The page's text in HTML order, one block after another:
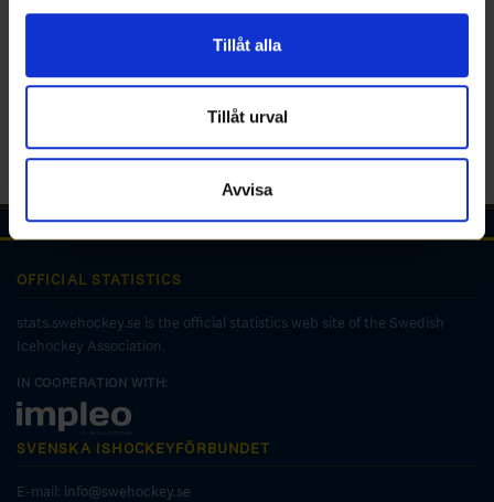
för sociala medier och analysera vår trafik. Vi
vidarebefordrar även sådana identifierare och annan
annons- och analysföretag som vi samarbetar med.
Dessa kan i sin tur kombinera informationen med annan
information som du har tillhandahållit eller som de har
samlat in när du har använt deras tjänster.
Tillåt alla
Tillåt urval
Avvisa
OFFICIAL STATISTICS
stats.swehockey.se is the official statistics web site of the Swedish
Icehockey Association.
IN COOPERATION WITH:
SVENSKA ISHOCKEYFÖRBUNDET
E-mail: info@swehockey.se